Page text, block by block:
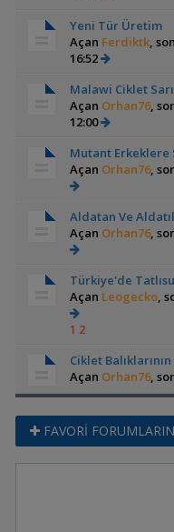
Yeni Tür Üretim
Açan Ferdiktk,
16:52
Malawi Ciklet
Açan Orhan76,
12:00
Mutant Erkeklere
Açan Orhan76,
Aldatan Ve
Açan Orhan76,
Türkiye'de
Açan Leogecko,
1 2
Ciklet
Açan Orhan76,
FAVORİ